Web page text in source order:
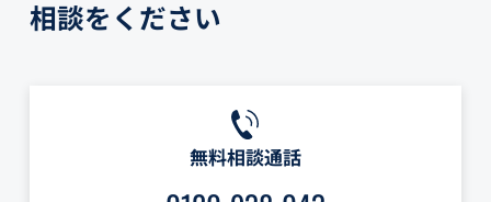
相談をください
無料相談通話